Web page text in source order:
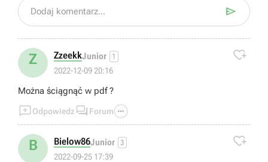
Dodaj komentarz... 
Z ZzeekkJunior 1
2022-12-09 20:16

Można ściągnąć w pdf ?
Odpowiedz  Forum 
B Bielow86Junior 3
2022-09-25 17:39
